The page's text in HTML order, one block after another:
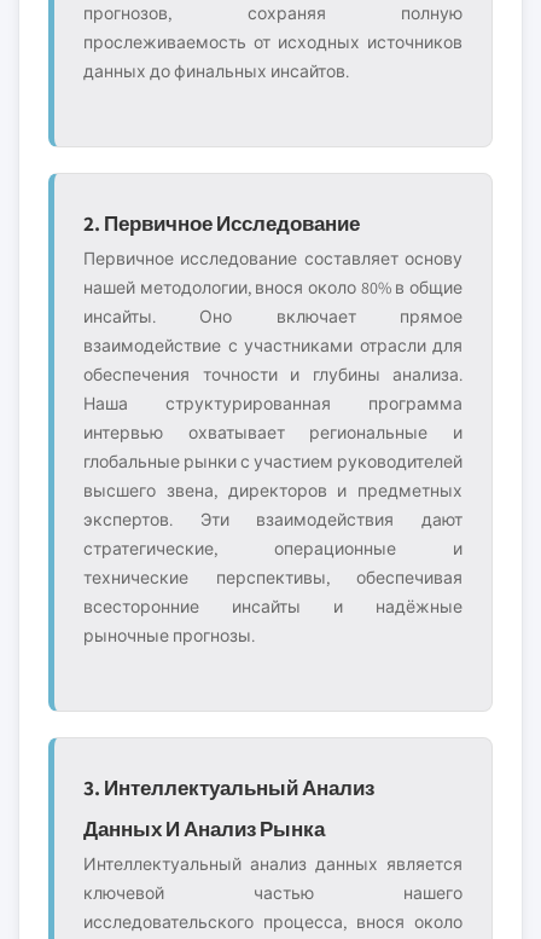
прогнозов, сохраняя полную
прослеживаемость от исходных источников
данных до финальных инсайтов.
2. Первичное Исследование
Первичное исследование составляет основу
нашей методологии, внося около 80% в общие
инсайты. Оно включает прямое
взаимодействие с участниками отрасли для
обеспечения точности и глубины анализа.
Наша структурированная программа
интервью охватывает региональные и
глобальные рынки с участием руководителей
высшего звена, директоров и предметных
экспертов. Эти взаимодействия дают
стратегические, операционные и
технические перспективы, обеспечивая
всесторонние инсайты и надёжные
рыночные прогнозы.
3. Интеллектуальный Анализ
Данных И Анализ Рынка
Интеллектуальный анализ данных является
ключевой частью нашего
исследовательского процесса, внося около